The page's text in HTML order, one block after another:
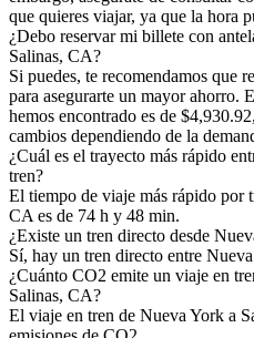
que quieres viajar, ya que la hora
¿Debo reservar mi billete con
Salinas, CA?
Si puedes, te recomendamos que
para asegurarte un mayor ahorro.
hemos encontrado es de
cambios dependiendo de la
¿Cuál es el trayecto más rápido
tren?
El tiempo de viaje más rápido por
CA es de 74 h y 48 min.
¿Existe un tren directo desde
Sí, hay un tren directo entre
¿Cuánto CO2 emite un viaje en
Salinas, CA?
El viaje en tren de Nueva York a